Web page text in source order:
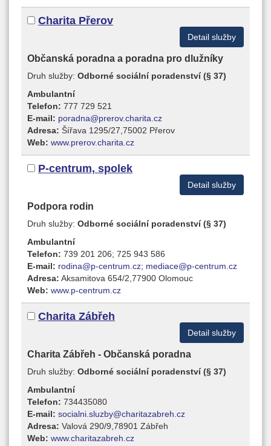
Charita Přerov
Detail služby
Občanská poradna a poradna pro dlužníky
Druh služby: Odborné sociální poradenství (§ 37)
Ambulantní
Telefon: 777 729 521
E-mail: poradna@prerov.charita.cz
Adresa: Šířava 1295/27,75002 Přerov
Web: www.prerov.charita.cz
P-centrum, spolek
Detail služby
Podpora rodin
Druh služby: Odborné sociální poradenství (§ 37)
Ambulantní
Telefon: 739 201 206; 725 943 586
E-mail: rodina@p-centrum.cz; mediace@p-centrum.cz
Adresa: Aksamitova 654/2,77900 Olomouc
Web: www.p-centrum.cz
Charita Zábřeh
Detail služby
Charita Zábřeh - Občanská poradna
Druh služby: Odborné sociální poradenství (§ 37)
Ambulantní
Telefon: 734435080
E-mail: socialni.sluzby@charitazabreh.cz
Adresa: Valová 290/9,78901 Zábřeh
Web: www.charitazabreh.cz